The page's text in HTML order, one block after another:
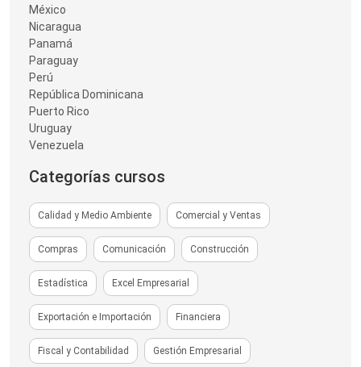
México
Nicaragua
Panamá
Paraguay
Perú
República Dominicana
Puerto Rico
Uruguay
Venezuela
Categorías cursos
Calidad y Medio Ambiente Comercial y Ventas
Compras Comunicación Construcción
Estadística Excel Empresarial
Exportación e Importación Financiera
Fiscal y Contabilidad Gestión Empresarial